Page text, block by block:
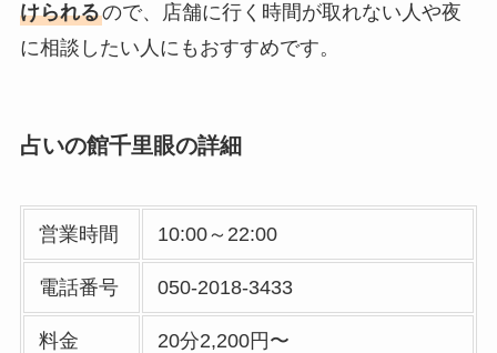
けられるので、店舗に行く時間が取れない人や夜
に相談したい人にもおすすめです。
占いの館千里眼の詳細
営業時間 10:00～22:00
電話番号 050-2018-3433
料金
20分2,200円〜